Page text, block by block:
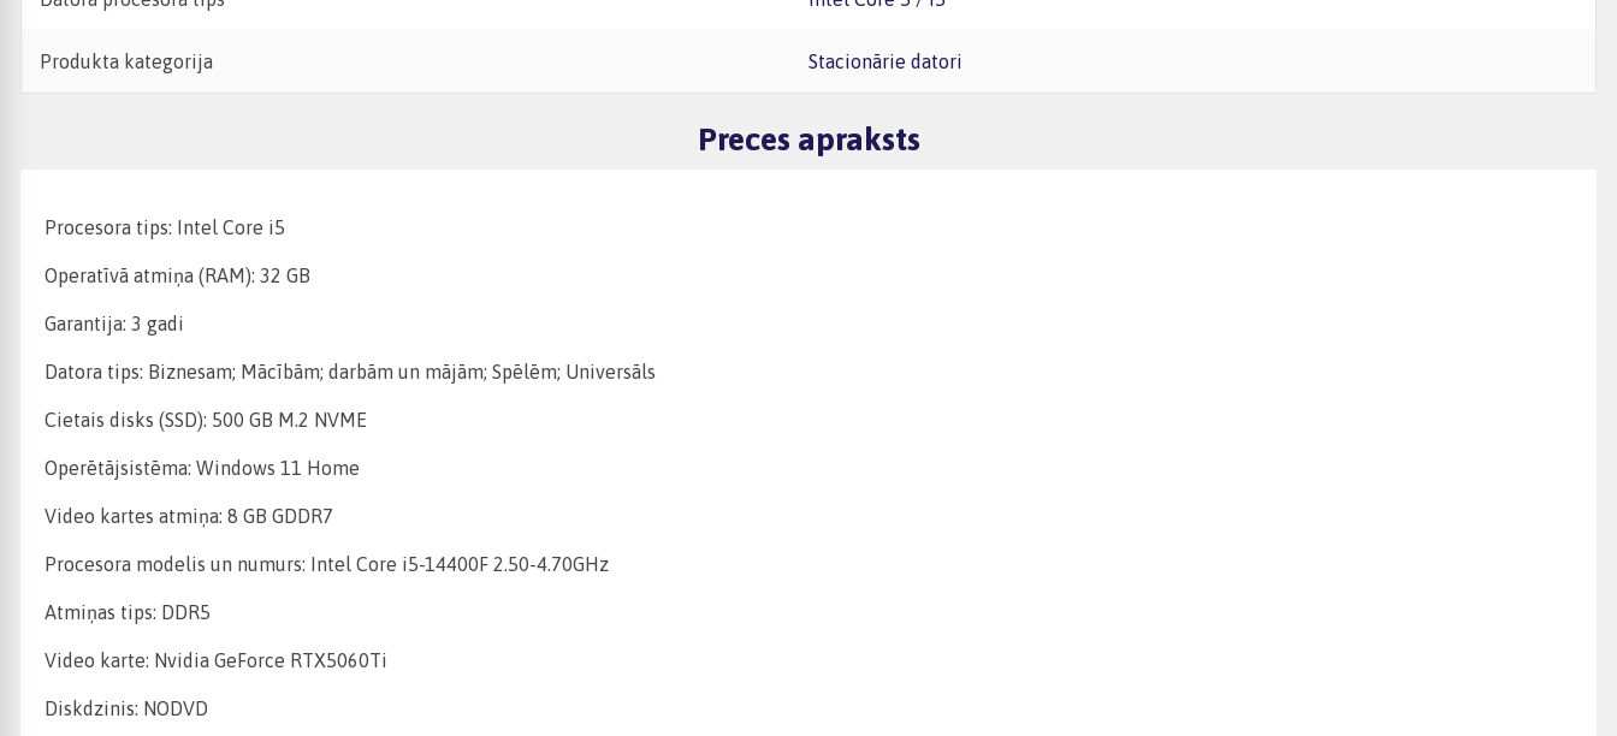
Produkta kategorija Stacionārie datori
Preces apraksts
Procesora tips: Intel Core i5
Operatīvā atmiņa (RAM): 32 GB
Garantija: 3 gadi
Datora tips: Biznesam; Mācībām; darbām un mājām; Spēlēm; Universāls
Cietais disks (SSD): 500 GB M.2 NVME
Operētājsistēma: Windows 11 Home
Video kartes atmiņa: 8 GB GDDR7
Procesora modelis un numurs: Intel Core i5-14400F 2.50-4.70GHz
Atmiņas tips: DDR5
Video karte: Nvidia GeForce RTX5060Ti
Diskdzinis: NODVD